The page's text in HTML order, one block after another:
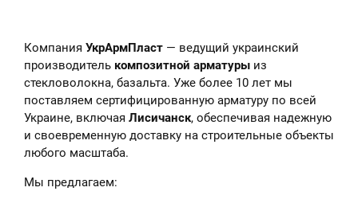
Компания УкрАрмПласт — ведущий украинский
производитель композитной арматуры из
стекловолокна, базальта. Уже более 10 лет мы
поставляем сертифицированную арматуру по всей
Украине, включая Лисичанск, обеспечивая надежную
и своевременную доставку на строительные объекты
любого масштаба.
Мы предлагаем: